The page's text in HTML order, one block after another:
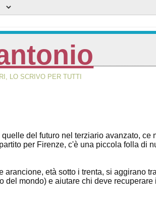
LO SCRIVO PER TUTTI
del futuro nel terziario avanzato, ce
per Firenze, c'è una piccola folla di
arancione, età sotto i trenta, si aggirano
del mondo) e aiutare chi deve